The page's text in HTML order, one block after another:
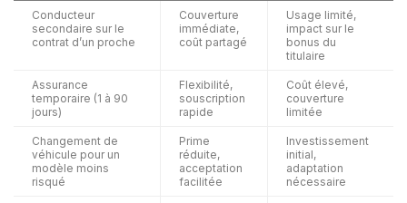
Conducteur
secondaire sur le
contrat d’un proche
Couverture
immédiate,
coût partagé
Usage limité,
impact sur le
bonus du
titulaire
Assurance
temporaire (1 à 90
jours)
Flexibilité,
souscription
rapide
Coût élevé,
couverture
limitée
Changement de
véhicule pour un
modèle moins
risqué
Prime
réduite,
acceptation
facilitée
Investissement
initial,
adaptation
nécessaire